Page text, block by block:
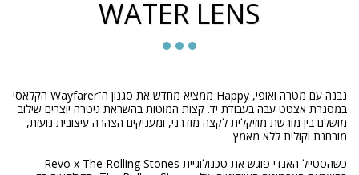
WATER LENS
נבנה עם מטרה ואופי, Happy ממציא מחדש את סגנון ה־Wayfarer הקלאסי
במסגרת אצטט עבה בעבודת יד. קצות המוטות בהשראת גיטרה יוצרים שילוב
מושלם בין מורשת מוזיקלית לקצה מודרני, ומעניקים הצהרה עיצובית נועזת,